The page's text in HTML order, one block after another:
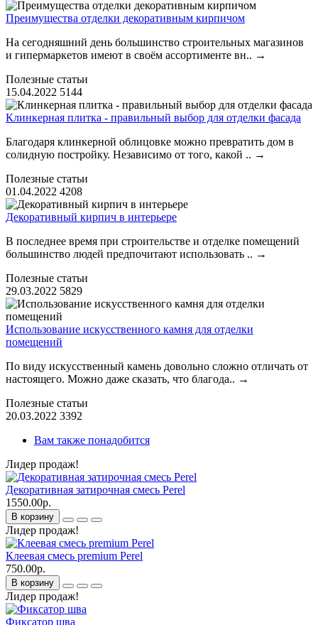
Преимущества отделки декоративным кирпичом
На сегодняшний день большинство строительных магазинов
и гипермаркетов имеют в своём ассортименте вн.. →
Полезные статьи
15.04.2022 5144
Клинкерная плитка - правильный выбор для отделки фасада
Благодаря клинкерной облицовке можно превратить дом в
солидную постройку. Независимо от того, какой .. →
Полезные статьи
01.04.2022 4208
Декоративный кирпич в интерьере
В последнее время при строительстве и отделке помещений
большинство людей предпочитают использовать .. →
Полезные статьи
29.03.2022 5829
Использование искусственного камня для отделки
помещений
По виду искусственный камень довольно сложно отличать от
настоящего. Можно даже сказать, что благода.. →
Полезные статьи
20.03.2022 3392
Вам также понадобится
Лидер продаж!
Декоративная затирочная смесь Perel
1550.00р.
В корзину
Лидер продаж!
Клеевая смесь premium Perel
750.00р.
В корзину
Лидер продаж!
Фиксатор шва